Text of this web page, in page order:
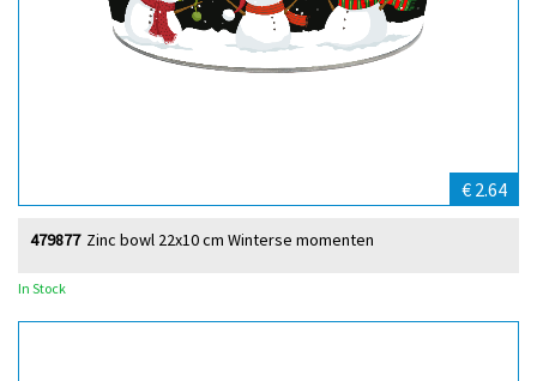
€ 2.64
Zinc bowl 22x10 cm Winterse momenten
479877
In Stock